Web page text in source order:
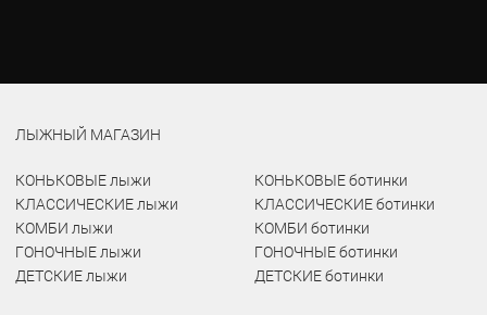
ЛЫЖНЫЙ МАГАЗИН
КОНЬКОВЫЕ лыжи
КЛАССИЧЕСКИЕ лыжи
КОМБИ лыжи
ГОНОЧНЫЕ лыжи
ДЕТСКИЕ лыжи
КОНЬКОВЫЕ ботинки
КЛАССИЧЕСКИЕ ботинки
КОМБИ ботинки
ГОНОЧНЫЕ ботинки
ДЕТСКИЕ ботинки